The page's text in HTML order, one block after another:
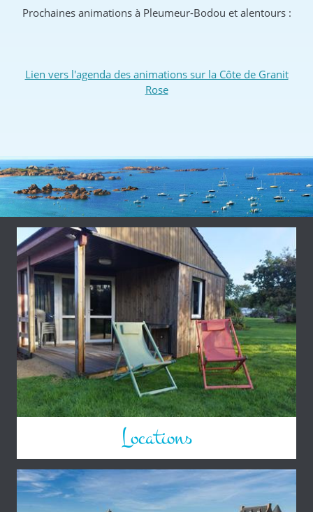
Prochaines animations à Pleumeur-Bodou et alentours :
Lien vers l'agenda des animations sur la Côte de Granit
Rose
Locations